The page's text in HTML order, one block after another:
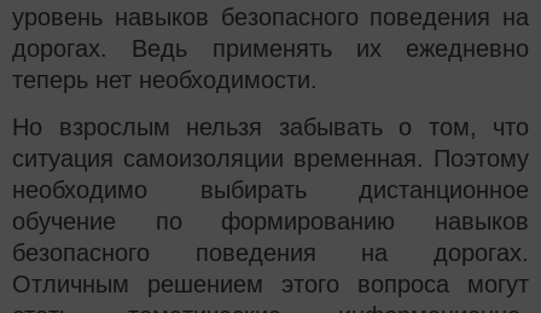
уровень навыков безопасного поведения на
дорогах. Ведь применять их ежедневно
теперь нет необходимости.
Но взрослым нельзя забывать о том, что
ситуация самоизоляции временная. Поэтому
необходимо выбирать дистанционное
обучение по формированию навыков
безопасного поведения на дорогах.
Отличным решением этого вопроса могут